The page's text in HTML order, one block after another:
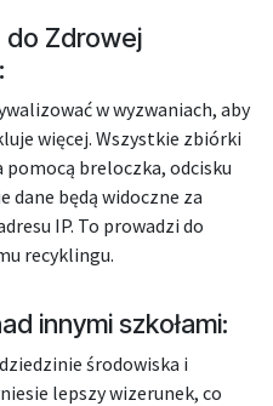
do Zdrowej
w wyzwaniach, aby
więcej. Wszystkie zbiórki
pomocą breloczka, odcisku
dane będą widoczne za
IP. To prowadzi do
recyklingu.
innymi szkołami:
środowiska i
lepszy wizerunek, co